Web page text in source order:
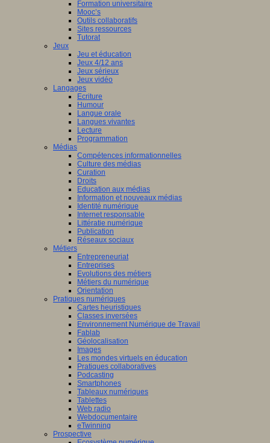
Formation universitaire
Mooc’s
Outils collaboratifs
Sites ressources
Tutorat
Jeux
Jeu et éducation
Jeux 4/12 ans
Jeux sérieux
Jeux vidéo
Langages
Ecriture
Humour
Langue orale
Langues vivantes
Lecture
Programmation
Médias
Compétences informationnelles
Culture des médias
Curation
Droits
Education aux médias
Information et nouveaux médias
Identité numérique
Internet responsable
Littératie numérique
Publication
Réseaux sociaux
Métiers
Entrepreneuriat
Entreprises
Evolutions des métiers
Métiers du numérique
Orientation
Pratiques numériques
Cartes heuristiques
Classes inversées
Environnement Numérique de Travail
Fablab
Géolocalisation
Images
Les mondes virtuels en éducation
Pratiques collaboratives
Podcasting
Smartphones
Tableaux numériques
Tablettes
Web radio
Webdocumentaire
eTwinning
Prospective